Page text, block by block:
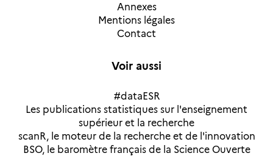
Annexes
Mentions légales
Contact
Voir aussi
#dataESR
Les publications statistiques sur l'enseignement
supérieur et la recherche
scanR, le moteur de la recherche et de l'innovation
BSO, le baromètre français de la Science Ouverte